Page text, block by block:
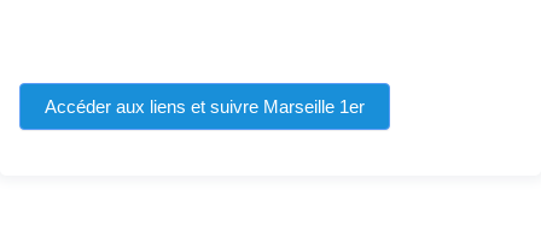
Accéder aux liens et suivre Marseille 1er